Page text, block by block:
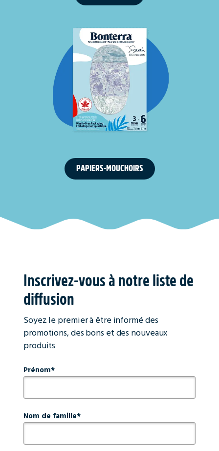
PAPIERS-MOUCHOIRS
Inscrivez-vous à notre liste de
diffusion
Soyez le premier à être informé des
promotions, des bons et des nouveaux
produits
Prénom
Nom de famille